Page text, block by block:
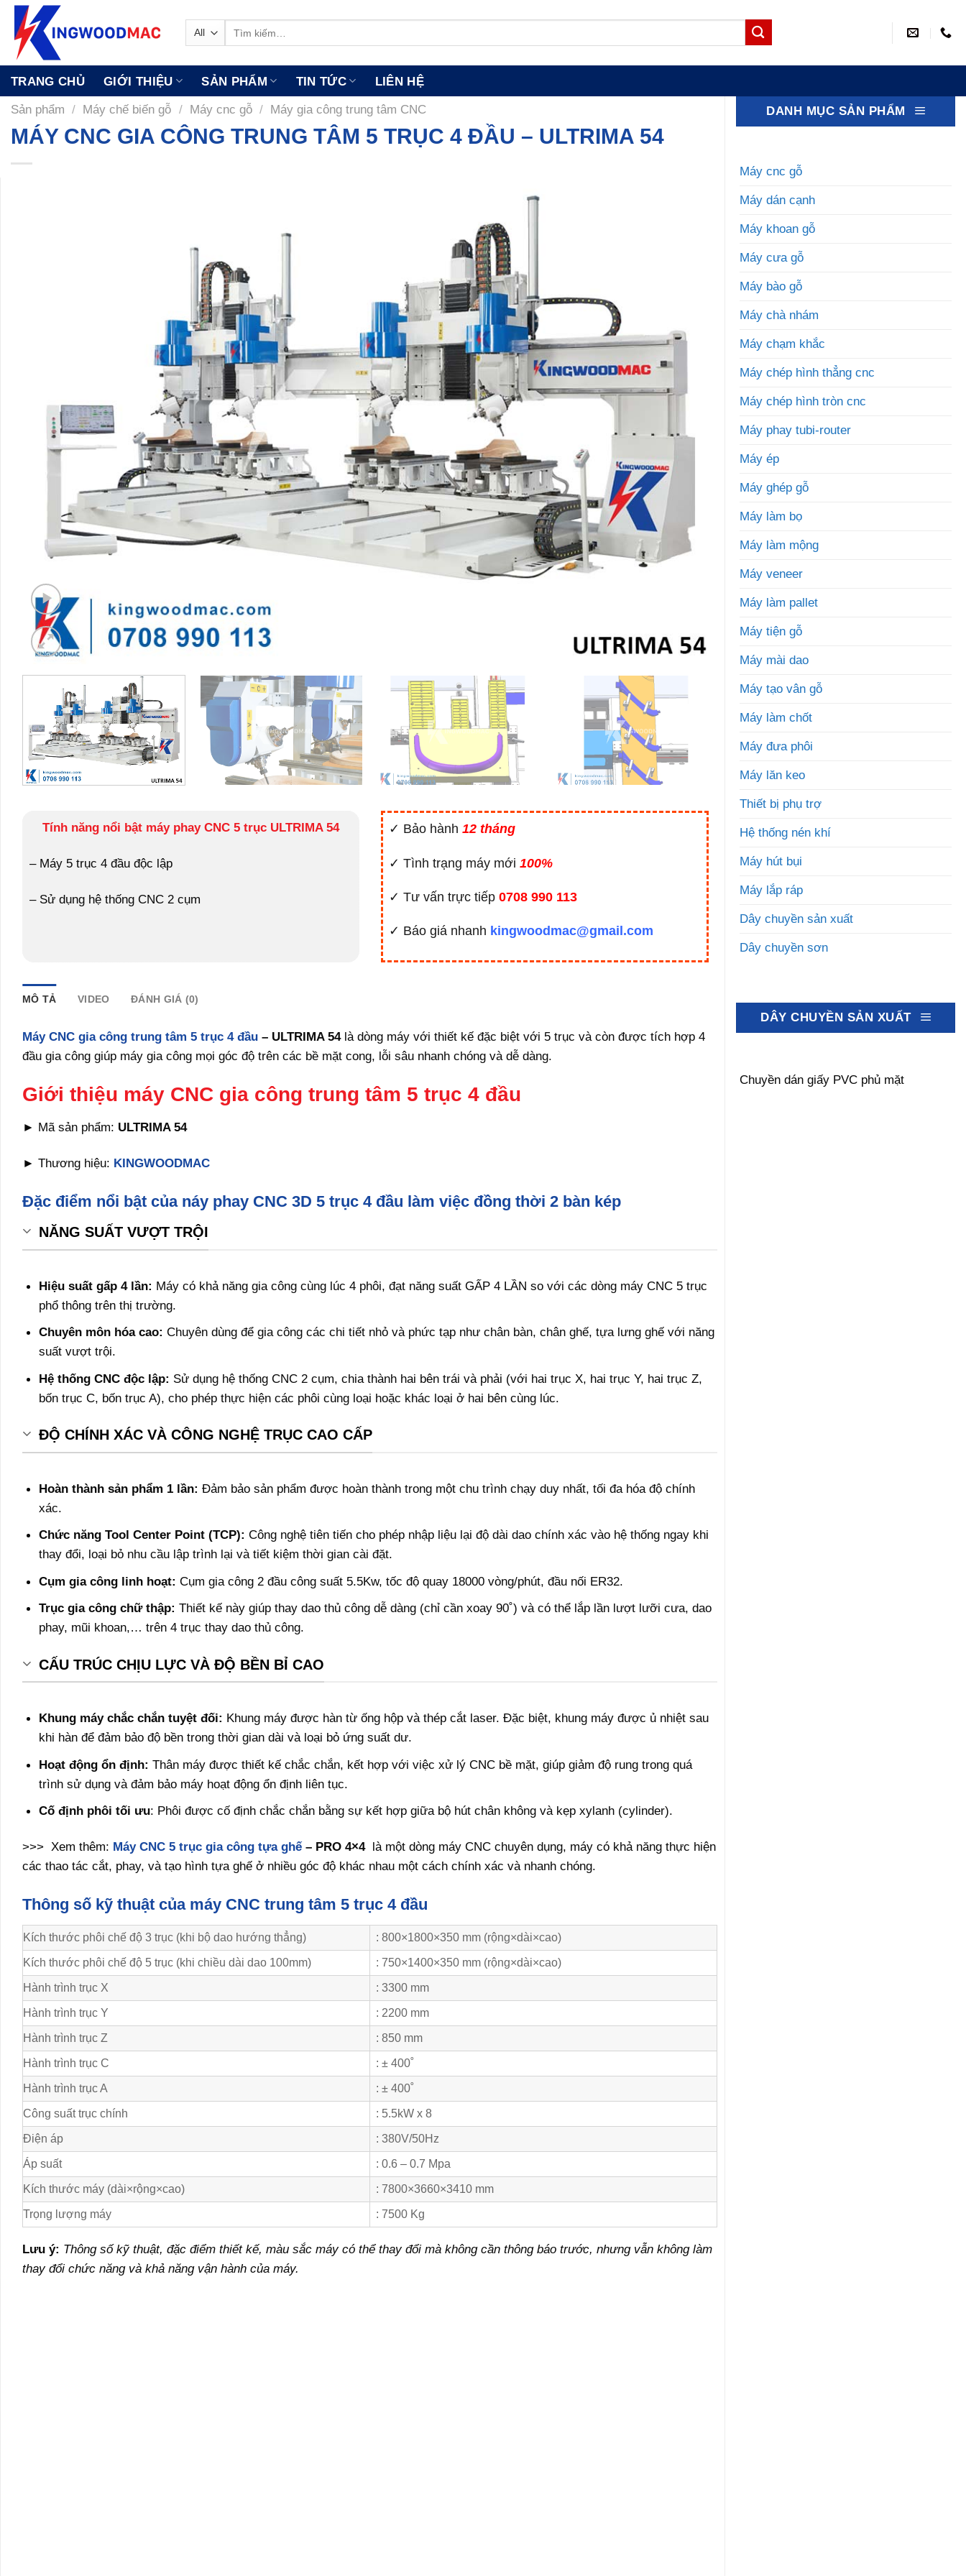
Skip
content
TRANG CHỦ GIỚI THIỆU SẢN PHẨM TIN TỨC
LIÊN HỆ
Sản phẩm / Máy chế biến gỗ / Máy cnc gỗ / Máy gia công trung tâm CNC
MÁY CNC GIA CÔNG TRUNG TÂM 5 TRỤC 4 ĐẦU – ULTRIMA 54
Tính năng nổi bật máy phay CNC 5 trục ULTRIMA 54
– Máy 5 trục 4 đầu độc lập
– Sử dụng hệ thống CNC 2 cụm
✓ Bảo hành 12 tháng
✓ Tình trạng máy mới 100%
✓ Tư vấn trực tiếp 0708 990 113
✓ Báo giá nhanh kingwoodmac@gmail.com
MÔ TẢ VIDEO ĐÁNH GIÁ (0)
Máy CNC gia công trung tâm 5 trục 4 đầu – ULTRIMA 54 là dòng máy với thiết kế đặc biệt với 5 trục và còn được tích hợp 4
đầu gia công giúp máy gia công mọi góc độ trên các bề mặt cong, lỗi sâu nhanh chóng và dễ dàng.
Giới thiệu máy CNC gia công trung tâm 5 trục 4 đầu
► Mã sản phẩm: ULTRIMA 54
► Thương hiệu: KINGWOODMAC
Đặc điểm nổi bật của náy phay CNC 3D 5 trục 4 đầu làm việc đồng thời 2 bàn kép
NĂNG SUẤT VƯỢT TRỘI
Hiệu suất gấp 4 lần: Máy có khả năng gia công cùng lúc 4 phôi, đạt năng suất GẤP 4 LẦN so với các dòng máy CNC 5 trục
phổ thông trên thị trường.
Chuyên môn hóa cao: Chuyên dùng để gia công các chi tiết nhỏ và phức tạp như chân bàn, chân ghế, tựa lưng ghế với năng
suất vượt trội.
Hệ thống CNC độc lập: Sử dụng hệ thống CNC 2 cụm, chia thành hai bên trái và phải (với hai trục X, hai trục Y, hai trục Z,
bốn trục C, bốn trục A), cho phép thực hiện các phôi cùng loại hoặc khác loại ở hai bên cùng lúc.
ĐỘ CHÍNH XÁC VÀ CÔNG NGHỆ TRỤC CAO CẤP
Hoàn thành sản phẩm 1 lần: Đảm bảo sản phẩm được hoàn thành trong một chu trình chạy duy nhất, tối đa hóa độ chính
xác.
Chức năng Tool Center Point (TCP): Công nghệ tiên tiến cho phép nhập liệu lại độ dài dao chính xác vào hệ thống ngay khi
thay đổi, loại bỏ nhu cầu lập trình lại và tiết kiệm thời gian cài đặt.
Cụm gia công linh hoạt: Cụm gia công 2 đầu công suất 5.5Kw, tốc độ quay 18000 vòng/phút, đầu nối ER32.
Trục gia công chữ thập: Thiết kế này giúp thay dao thủ công dễ dàng (chỉ cần xoay 90˚) và có thể lắp lần lượt lưỡi cưa, dao
phay, mũi khoan,… trên 4 trục thay dao thủ công.
CẤU TRÚC CHỊU LỰC VÀ ĐỘ BỀN BỈ CAO
Khung máy chắc chắn tuyệt đối: Khung máy được hàn từ ống hộp và thép cắt laser. Đặc biệt, khung máy được ủ nhiệt sau
khi hàn để đảm bảo độ bền trong thời gian dài và loại bỏ ứng suất dư.
Hoạt động ổn định: Thân máy được thiết kế chắc chắn, kết hợp với việc xử lý CNC bề mặt, giúp giảm độ rung trong quá
trình sử dụng và đảm bảo máy hoạt động ổn định liên tục.
Cố định phôi tối ưu: Phôi được cố định chắc chắn bằng sự kết hợp giữa bộ hút chân không và kẹp xylanh (cylinder).
>>> Xem thêm: Máy CNC 5 trục gia công tựa ghế– PRO 4×4 là một dòng máy CNC chuyên dụng, máy có khả năng thực hiện
các thao tác cắt, phay, và tạo hình tựa ghế ở nhiều góc độ khác nhau một cách chính xác và nhanh chóng.
Thông số kỹ thuật của máy CNC trung tâm 5 trục 4 đầu
Kích thước phôi chế độ 3 trục (khi bộ dao hướng thẳng) : 800×1800×350 mm (rộng×dài×cao)
Kích thước phôi chế độ 5 trục (khi chiều dài dao 100mm) : 750×1400×350 mm (rộng×dài×cao)
Hành trình trục X : 3300 mm
Hành trình trục Y : 2200 mm
Hành trình trục Z : 850 mm
Hành trình trục C : ± 400˚
Hành trình trục A : ± 400˚
Công suất trục chính : 5.5kW x 8
Điện áp : 380V/50Hz
Áp suất : 0.6 – 0.7 Mpa
Kích thước máy (dài×rộng×cao) : 7800×3660×3410 mm
Trọng lượng máy : 7500 Kg
Lưu ý: Thông số kỹ thuật, đặc điểm thiết kế, màu sắc máy có thể thay đổi mà không cần thông báo trước, nhưng vẫn không làm
thay đổi chức năng và khả năng vận hành của máy.
DANH MỤC SẢN PHẨM
Máy cnc gỗ
Máy dán cạnh
Máy khoan gỗ
Máy cưa gỗ
Máy bào gỗ
Máy chà nhám
Máy chạm khắc
Máy chép hình thẳng cnc
Máy chép hình tròn cnc
Máy phay tubi-router
Máy ép
Máy ghép gỗ
Máy làm bọ
Máy làm mộng
Máy veneer
Máy làm pallet
Máy tiện gỗ
Máy mài dao
Máy tạo vân gỗ
Máy làm chốt
Máy đưa phôi
Máy lăn keo
Thiết bị phụ trợ
Hệ thống nén khí
Máy hút bụi
Máy lắp ráp
Dây chuyền sản xuất
Dây chuyền sơn
DÂY CHUYỀN SẢN XUẤT
Chuyền dán giấy PVC phủ mặt